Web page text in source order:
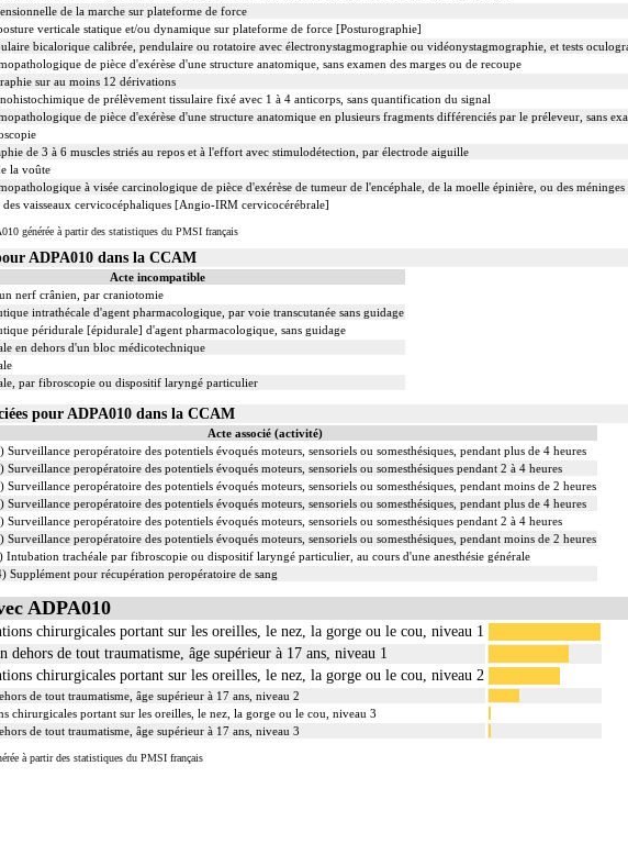
de la marche sur plateforme de force
verticale statique et/ou dynamique sur plateforme de force [Posturographie]
bicalorique calibrée, pendulaire ou rotatoire avec électronystagmographie ou vidéonystagmographie, et tests
de pièce d'exérèse d'une structure anatomique, sans examen des marges ou de recoupe
sur au moins 12 dérivations
de prélèvement tissulaire fixé avec 1 à 4 anticorps, sans quantification du signal
de pièce d'exérèse d'une structure anatomique en plusieurs fragments différenciés par le préleveur, sans
de 3 à 6 muscles striés au repos et à l'effort avec stimulodétection, par électrode aiguille
la voûte
à visée carcinologique de pièce d'exérèse de tumeur de l'encéphale, de la moelle épinière, ou des méninges
des vaisseaux cervicocéphaliques [Angio-IRM cervicocérébrale]
générée à partir des statistiques du PMSI français
ADPA010 dans la CCAM
Acte incompatible
nerf crânien, par craniotomie
intrathécale d'agent pharmacologique, par voie transcutanée sans guidage
péridurale [épidurale] d'agent pharmacologique, sans guidage
en dehors d'un bloc médicotechnique
par fibroscopie ou dispositif laryngé particulier
pour ADPA010 dans la CCAM
Acte associé (activité)
Surveillance peropératoire des potentiels évoqués moteurs, sensoriels ou somesthésiques, pendant plus de 4 heures
Surveillance peropératoire des potentiels évoqués moteurs, sensoriels ou somesthésiques pendant 2 à 4 heures
Surveillance peropératoire des potentiels évoqués moteurs, sensoriels ou somesthésiques, pendant moins de 2 heures
Surveillance peropératoire des potentiels évoqués moteurs, sensoriels ou somesthésiques, pendant plus de 4 heures
Surveillance peropératoire des potentiels évoqués moteurs, sensoriels ou somesthésiques pendant 2 à 4 heures
Surveillance peropératoire des potentiels évoqués moteurs, sensoriels ou somesthésiques, pendant moins de 2 heures
Intubation trachéale par fibroscopie ou dispositif laryngé particulier, au cours d'une anesthésie générale
Supplément pour récupération peropératoire de sang
ADPA010
chirurgicales portant sur les oreilles, le nez, la gorge ou le cou, niveau 1
dehors de tout traumatisme, âge supérieur à 17 ans, niveau 1
chirurgicales portant sur les oreilles, le nez, la gorge ou le cou, niveau 2
de tout traumatisme, âge supérieur à 17 ans, niveau 2
chirurgicales portant sur les oreilles, le nez, la gorge ou le cou, niveau 3
de tout traumatisme, âge supérieur à 17 ans, niveau 3
à partir des statistiques du PMSI français